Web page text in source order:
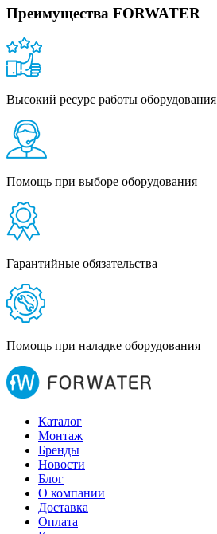
Преимущества FORWATER
Высокий ресурс работы оборудования
Помощь при выборе оборудования
Гарантийные обязательства
Помощь при наладке оборудования
Каталог
Монтаж
Бренды
Новости
Блог
О компании
Доставка
Оплата